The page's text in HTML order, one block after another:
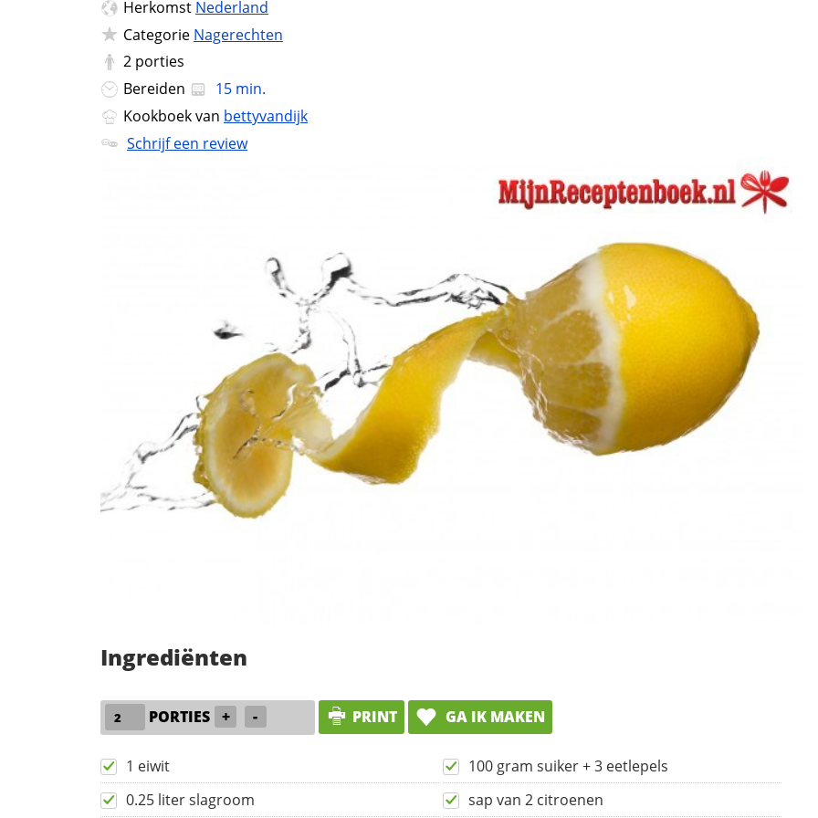
Herkomst Nederland
Categorie Nagerechten
2 porties
Bereiden
15 min.
Kookboek van bettyvandijk
Schrijf een review
Ingrediënten
PORTIES + - PRINT GA IK MAKEN
1 eiwit
100 gram suiker + 3 eetlepels
0.25 liter slagroom
sap van 2 citroenen